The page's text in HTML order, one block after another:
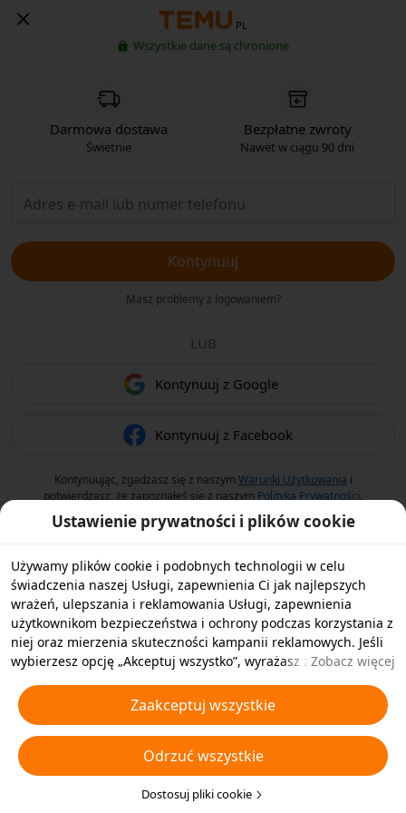
PL
Wszystkie dane są chronione
Darmowa dostawa
Świetnie
Bezpłatne zwroty
Nawet w ciągu 90 dni
Kontynuuj
Masz problemy z logowaniem?
LUB
Kontynuuj z Google
Kontynuuj z Facebook
Kontynuując, zgadzasz się z naszym Warunki Użytkowania i
potwierdzasz, że zapoznałeś się z naszym Polityka Prywatności.
Ustawienie prywatności i plików cookie
Używamy plików cookie i podobnych technologii w celu
świadczenia naszej Usługi, zapewnienia Ci jak najlepszych
wrażeń, ulepszania i reklamowania Usługi, zapewnienia
użytkownikom bezpieczeństwa i ochrony podczas korzystania z
niej oraz mierzenia skuteczności kampanii reklamowych. Jeśli
wybierzesz opcję „Akceptuj wszystko”, wyrażasz zgodę na
oraz podobnych technologii na Twoim urządzeniu w celach
reklamowych. Możesz także wybrać opcję „Odrzucić wszystkie”,
aby odrzucić wszystkie nieistotne pliki cookie lub wybrać typy
plików cookie, które chcesz zaakceptować albo wyłączyć,
klikając opcję „Dostosuj pliki cookie” poniżej lub w dowolnej
chwili w ustawieniach prywatności. Aby uzyskać więcej
Zobacz więcej
Zaakceptuj wszystkie
Odrzuć wszystkie
Dostosuj pliki cookie